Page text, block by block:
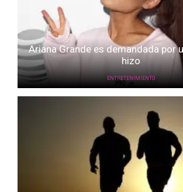
Ariana Grande es demandada por
hizo
ENTRETENIMIENTO